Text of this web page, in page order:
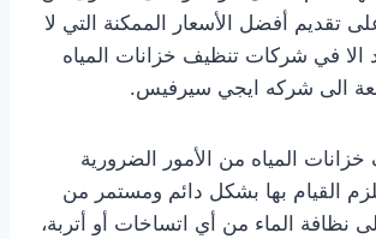
تقديم أفضل الأسعار الممكنة التي لا
الا في شركات تنظيف خزانات المياه
الى شركه ايجي سيرفيس.
المياه من الأمور الضرورية
القيام بها بشكل دائم ومستمر من
نظافة الماء من أي اتساخات أو أتربة،